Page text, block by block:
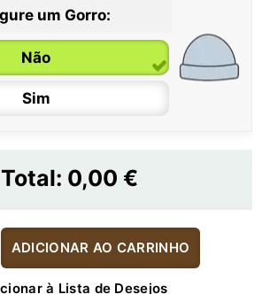
um Gorro:
Não
Sim
Total: 0,00 €
ADICIONAR AO CARRINHO
à Lista de Desejos